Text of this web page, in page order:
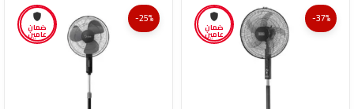
ضمان
عامين
-37%
ضمان
عامين
-25%